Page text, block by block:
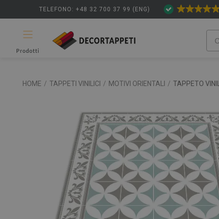
TELEFONO: +48 32 700 37 99 (ENG)
Prodotti
HOME / TAPPETI VINILICI / MOTIVI ORIENTALI / TAPPETO